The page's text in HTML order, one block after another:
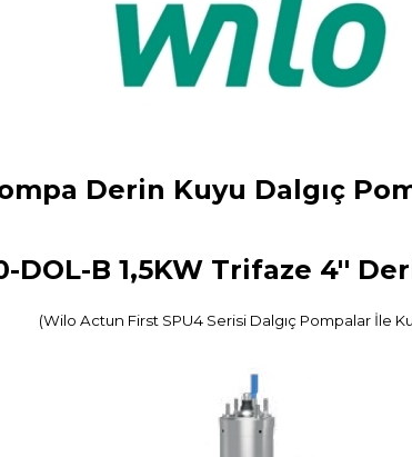
Derin Kuyu Dalgıç
DOL-B 1,5KW Trifaze 4''
(Wilo Actun First SPU4 Serisi Dalgıç Pompalar İle